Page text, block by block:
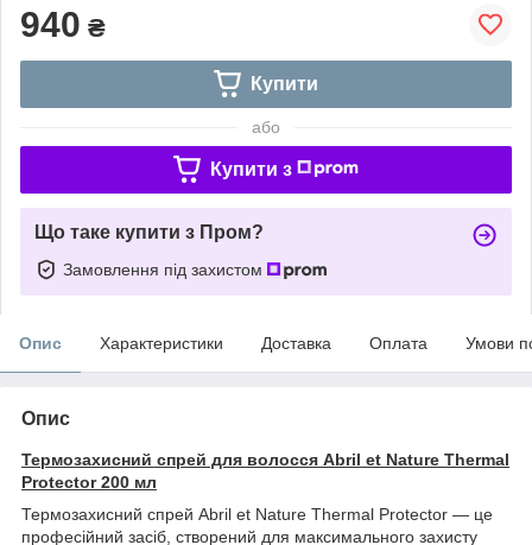
940 ₴
Купити
або
Купити з
Що таке купити з Пром?
Замовлення під захистом
Опис Характеристики Доставка Оплата Умови
Опис
Термозахисний спрей для волосся Abril et Nature Thermal
Protector 200 мл
Термозахисний спрей Abril et Nature Thermal Protector — це
професійний засіб, створений для максимального захисту